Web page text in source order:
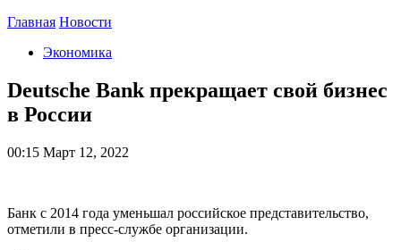
Главная Новости
Экономика
Deutsche Bank прекращает свой бизнес
в России
00:15 Март 12, 2022
Банк с 2014 года уменьшал российское представительство,
отметили в пресс-службе организации.